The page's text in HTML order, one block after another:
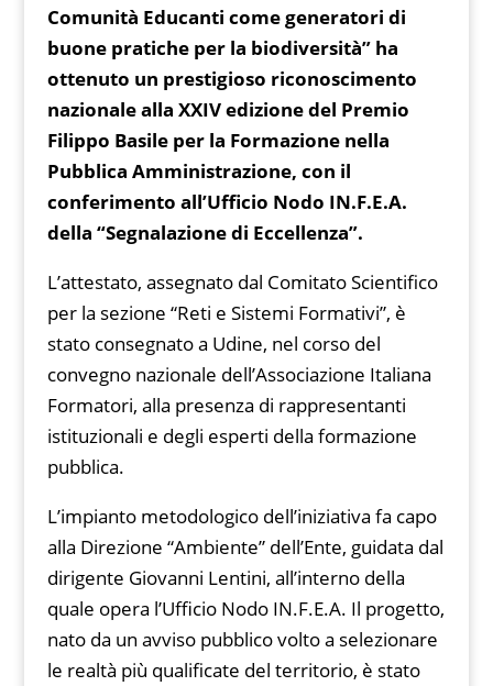
Comunità Educanti come generatori di
buone pratiche per la biodiversità” ha
ottenuto un prestigioso riconoscimento
nazionale alla XXIV edizione del Premio
Filippo Basile per la Formazione nella
Pubblica Amministrazione, con il
conferimento all’Ufficio Nodo IN.F.E.A.
della “Segnalazione di Eccellenza”.
L’attestato, assegnato dal Comitato Scientifico
per la sezione “Reti e Sistemi Formativi”, è
stato consegnato a Udine, nel corso del
convegno nazionale dell’Associazione Italiana
Formatori, alla presenza di rappresentanti
istituzionali e degli esperti della formazione
pubblica.
L’impianto metodologico dell’iniziativa fa capo
alla Direzione “Ambiente” dell’Ente, guidata dal
dirigente Giovanni Lentini, all’interno della
quale opera l’Ufficio Nodo IN.F.E.A. Il progetto,
nato da un avviso pubblico volto a selezionare
le realtà più qualificate del territorio, è stato